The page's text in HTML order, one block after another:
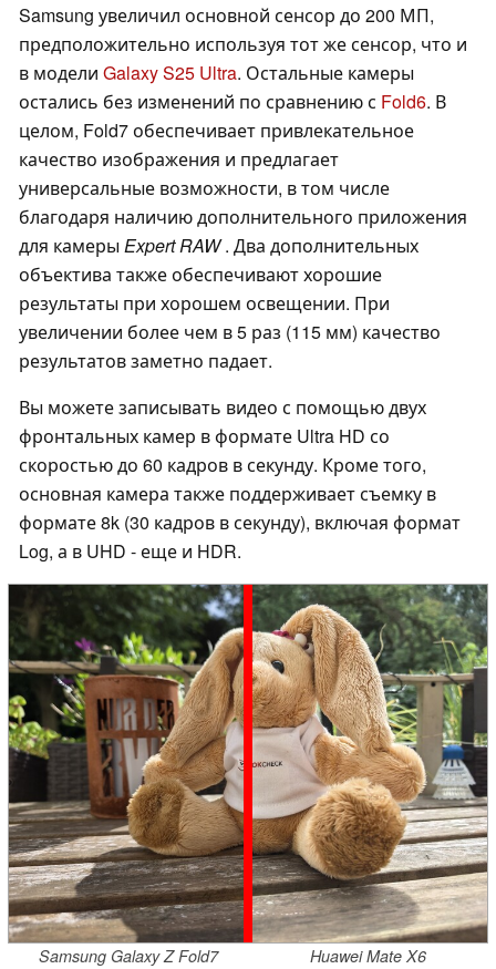
Samsung увеличил основной сенсор до 200 МП,
предположительно используя тот же сенсор, что и
в модели Galaxy S25 Ultra. Остальные камеры
остались без изменений по сравнению с Fold6. В
целом, Fold7 обеспечивает привлекательное
качество изображения и предлагает
универсальные возможности, в том числе
благодаря наличию дополнительного приложения
для камеры Expert RAW. Два дополнительных
объектива также обеспечивают хорошие
результаты при хорошем освещении. При
увеличении более чем в 5 раз (115 мм) качество
результатов заметно падает.
Вы можете записывать видео с помощью двух
фронтальных камер в формате Ultra HD со
скоростью до 60 кадров в секунду. Кроме того,
основная камера также поддерживает съемку в
формате 8k (30 кадров в секунду), включая формат
Log, а в UHD - еще и HDR.
Samsung Galaxy Z Fold7 Huawei Mate X6